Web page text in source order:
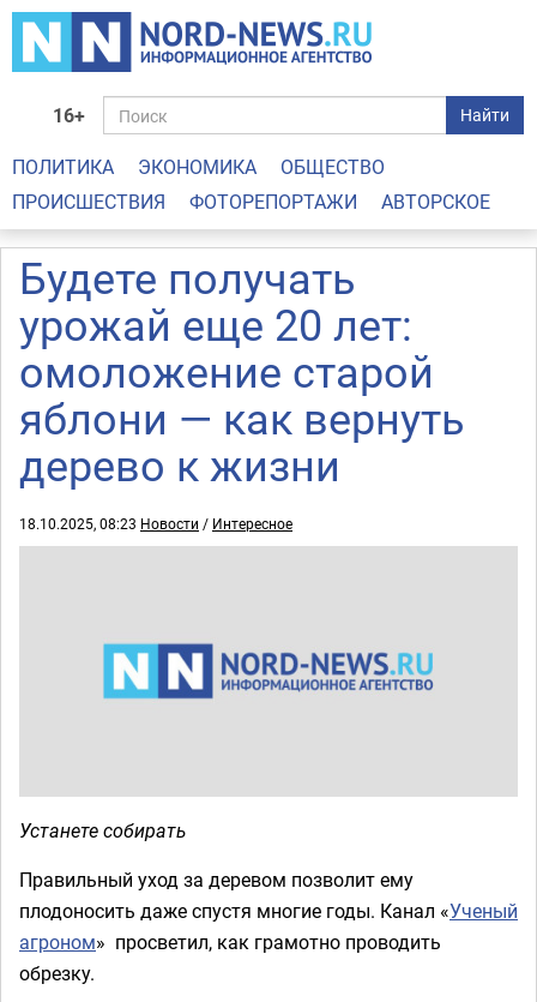
16+ Найти
ПОЛИТИКА ЭКОНОМИКА
ОБЩЕСТВО
ПРОИСШЕСТВИЯ
ФОТОРЕПОРТАЖИ АВТОРСКОЕ
Будете получать
урожай еще 20 лет:
омоложение старой
яблони — как вернуть
дерево к жизни
18.10.2025, 08:23 Новости / Интересное
Устанете собирать
Правильный уход за деревом позволит ему
плодоносить даже спустя многие годы. Канал «Ученый
агроном» просветил, как грамотно проводить
обрезку.